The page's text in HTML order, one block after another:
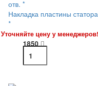
Накладка пластины
*
Уточняйте цену у менеджеров!
1850